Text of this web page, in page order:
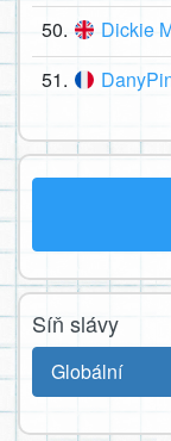
50. Dickie
51.
Síň slávy
Globální